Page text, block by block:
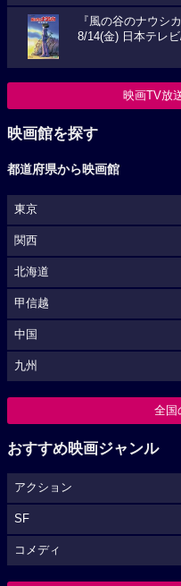
『風の谷のナウシカ
8/14(金) 日本テレ
映画TV放
映画館を探す
都道府県から映画館
東京
関西
北海道
甲信越
中国
九州
全国
おすすめ映画ジャンル
アクション
SF
コメディ